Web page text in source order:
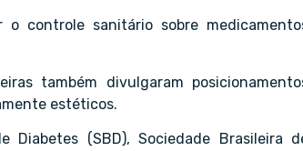
controle sanitário sobre
também divulgaram
estéticos.
(SBD), Sociedade Brasileira